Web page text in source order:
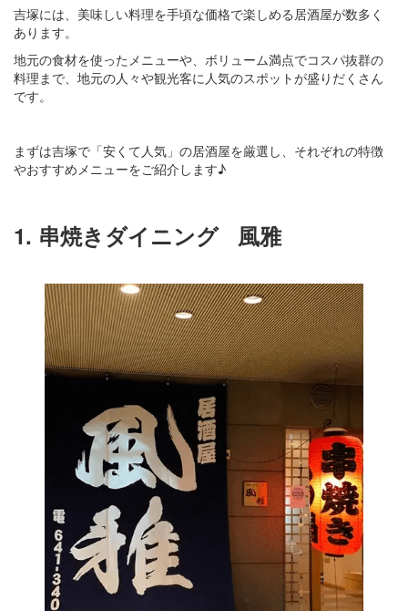
吉塚には、美味しい料理を手頃な価格で楽しめる居酒屋が数多く
あります。
地元の食材を使ったメニューや、ボリューム満点でコスパ抜群の
料理まで、地元の人々や観光客に人気のスポットが盛りだくさん
です。
まずは吉塚で「安くて人気」の居酒屋を厳選し、それぞれの特徴
やおすすめメニューをご紹介します♪
1. 串焼きダイニング 風雅